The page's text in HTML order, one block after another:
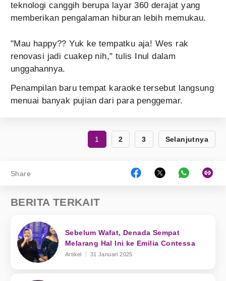
teknologi canggih berupa layar 360 derajat yang
memberikan pengalaman hiburan lebih memukau.
"Mau happy?? Yuk ke tempatku aja! Wes rak
renovasi jadi cuakep nih," tulis Inul dalam
unggahannya.
Penampilan baru tempat karaoke tersebut langsung
menuai banyak pujian dari para penggemar.
1 2 3 Selanjutnya
Share
BERITA TERKAIT
Sebelum Wafat, Denada Sempat
Melarang Hal Ini ke Emilia Contessa
Artikel 31 Januari 2025